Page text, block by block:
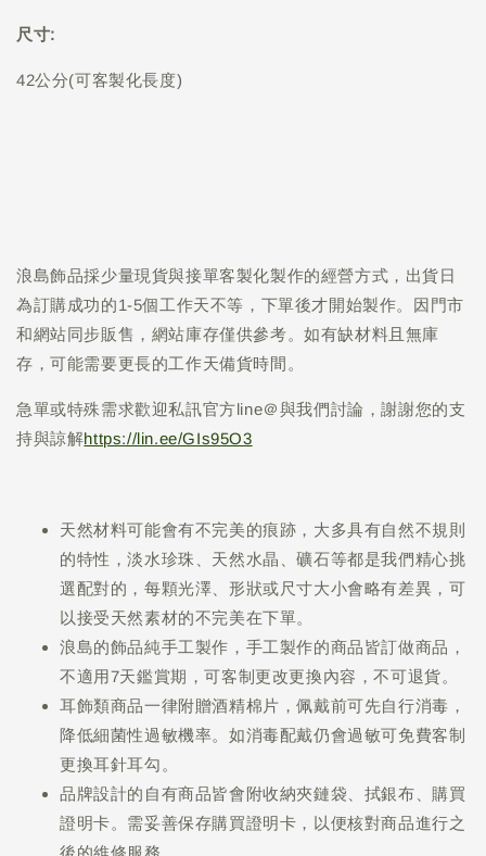
尺寸:
42公分(可客製化長度)
浪島飾品採少量現貨與接單客製化製作的經營方式，出貨日
為訂購成功的1-5個工作天不等，下單後才開始製作。因門市
和網站同步販售，網站庫存僅供參考。如有缺材料且無庫
存，可能需要更長的工作天備貨時間。
急單或特殊需求歡迎私訊官方line＠與我們討論，謝謝您的支
持與諒解https://lin.ee/GIs95O3
天然材料可能會有不完美的痕跡，大多具有自然不規則
的特性，淡水珍珠、天然水晶、礦石等都是我們精心挑
選配對的，每顆光澤、形狀或尺寸大小會略有差異，可
以接受天然素材的不完美在下單。
浪島的飾品純手工製作，手工製作的商品皆訂做商品，
不適用7天鑑賞期，可客制更改更換內容，不可退貨。
耳飾類商品一律附贈酒精棉片，佩戴前可先自行消毒，
降低細菌性過敏機率。如消毒配戴仍會過敏可免費客制
更換耳針耳勾。
品牌設計的自有商品皆會附收納夾鏈袋、拭銀布、購買
證明卡。需妥善保存購買證明卡，以便核對商品進行之
後的維修服務。